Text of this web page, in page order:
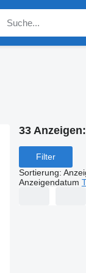
33 Anzeigen:
Filter
Sortierung:
Anzeigendatum